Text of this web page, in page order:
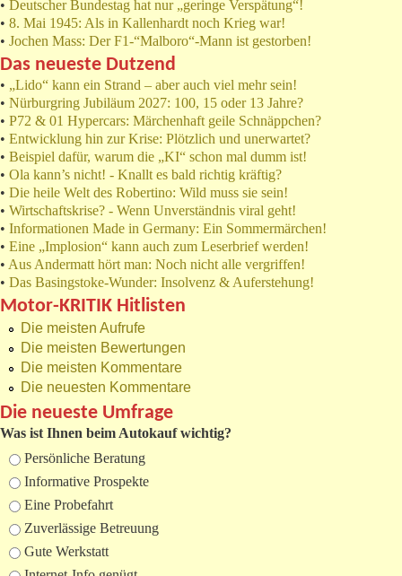
• Deutscher Bundestag hat nur „geringe Verspätung“!
• 8. Mai 1945: Als in Kallenhardt noch Krieg war!
• Jochen Mass: Der F1-“Malboro“-Mann ist gestorben!
Das neueste Dutzend
• „Lido“ kann ein Strand – aber auch viel mehr sein!
• Nürburgring Jubiläum 2027: 100, 15 oder 13 Jahre?
• P72 & 01 Hypercars: Märchenhaft geile Schnäppchen?
• Entwicklung hin zur Krise: Plötzlich und unerwartet?
• Beispiel dafür, warum die „KI“ schon mal dumm ist!
• Ola kann’s nicht! - Knallt es bald richtig kräftig?
• Die heile Welt des Robertino: Wild muss sie sein!
• Wirtschaftskrise? - Wenn Unverständnis viral geht!
• Informationen Made in Germany: Ein Sommermärchen!
• Eine „Implosion“ kann auch zum Leserbrief werden!
• Aus Andermatt hört man: Noch nicht alle vergriffen!
• Das Basingstoke-Wunder: Insolvenz & Auferstehung!
Motor-KRITIK Hitlisten
Die meisten Aufrufe
Die meisten Bewertungen
Die meisten Kommentare
Die neuesten Kommentare
Die neueste Umfrage
Was ist Ihnen beim Autokauf wichtig?
Auswahlmöglichkeiten
Persönliche Beratung
Informative Prospekte
Eine Probefahrt
Zuverlässige Betreuung
Gute Werkstatt